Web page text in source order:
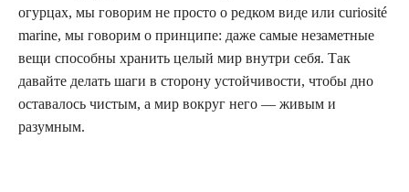
огурцах, мы говорим не просто о редком виде или curiosité
marine, мы говорим о принципе: даже самые незаметные
вещи способны хранить целый мир внутри себя. Так
давайте делать шаги в сторону устойчивости, чтобы дно
оставалось чистым, а мир вокруг него — живым и
разумным.